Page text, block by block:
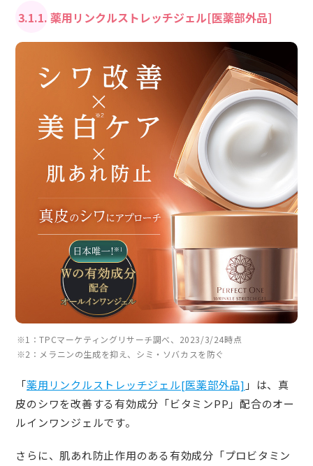
3.1.1. 薬用リンクルストレッチジェル[医薬部外品]
※1：TPCマーケティングリサーチ調べ、2023/3/24時点
※2：メラニンの生成を抑え、シミ・ソバカスを防ぐ
「薬用リンクルストレッチジェル[医薬部外品] 」は、真
皮のシワを改善する有効成分「ビタミンPP」配合のオー
ルインワンジェルです。
さらに、肌あれ防止作用のある有効成分「プロビタミン